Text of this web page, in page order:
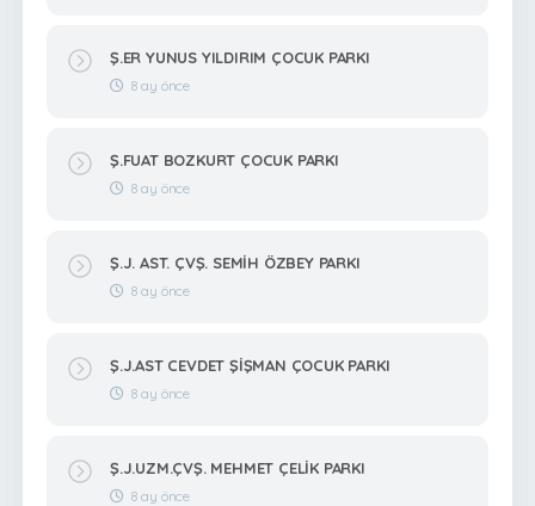
Ş.ER YUNUS YILDIRIM ÇOCUK PARKI
8 ay önce
Ş.FUAT BOZKURT ÇOCUK PARKI
8 ay önce
Ş.J. AST. ÇVŞ. SEMİH ÖZBEY PARKI
8 ay önce
Ş.J.AST CEVDET ŞİŞMAN ÇOCUK PARKI
8 ay önce
Ş.J.UZM.ÇVŞ. MEHMET ÇELİK PARKI
8 ay önce